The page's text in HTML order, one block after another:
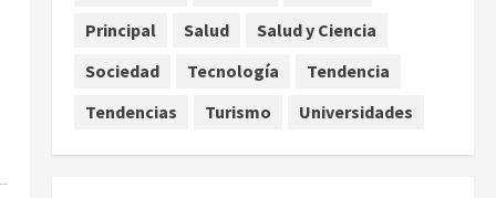
Principal
Salud
Salud y Ciencia
Sociedad
Tecnología
Tendencia
Tendencias
Turismo Universidades